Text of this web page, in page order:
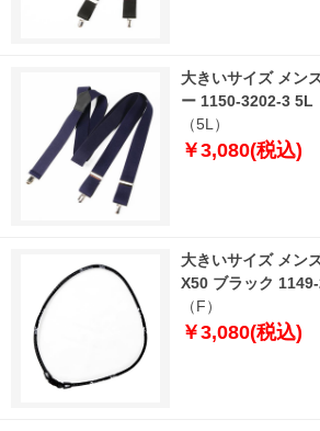
大きいサイズ メン
ー 1150-3202-3 5L
（5L）
￥3,080(税込)
大きいサイズ メン
X50 ブラック
（F）
￥3,080(税込)